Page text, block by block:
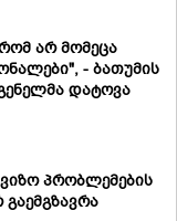
არ მომეცა
- ბათუმის
დატოვა
პრობლემების